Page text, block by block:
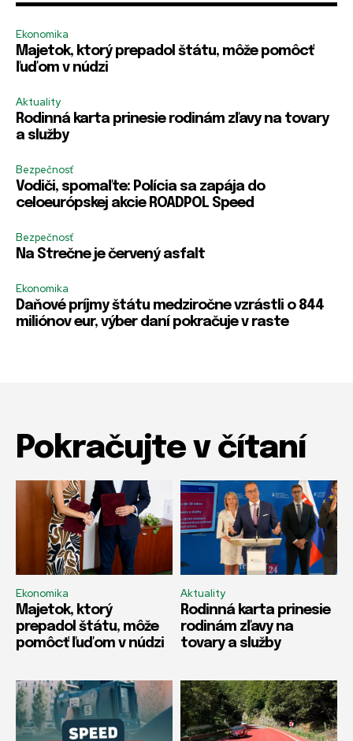
e
-
m
i
l
H
e
l
o
Heslo
R
e
m
b
r
m
e
Zapamätať si ma
e
m
e
b
e
r
E
m
a
m
e
Heslo
R
e
m
b
r
m
e
Zapamätať si ma
Ekonomika
Majetok, ktorý prepadol štátu, môže pomôcť
ľuďom v núdzi
Aktuality
Rodinná karta prinesie rodinám zľavy na tovary
a služby
Bezpečnosť
Vodiči, spomaľte: Polícia sa zapája do
celoeurópskej akcie ROADPOL Speed
Bezpečnosť
Na Strečne je červený asfalt
Ekonomika
Daňové príjmy štátu medziročne vzrástli o 844
miliónov eur, výber daní pokračuje v raste
Pokračujte v čítaní
Ekonomika
Majetok, ktorý
prepadol štátu, môže
pomôcť ľuďom v núdzi
Aktuality
Rodinná karta prinesie
rodinám zľavy na
tovary a služby